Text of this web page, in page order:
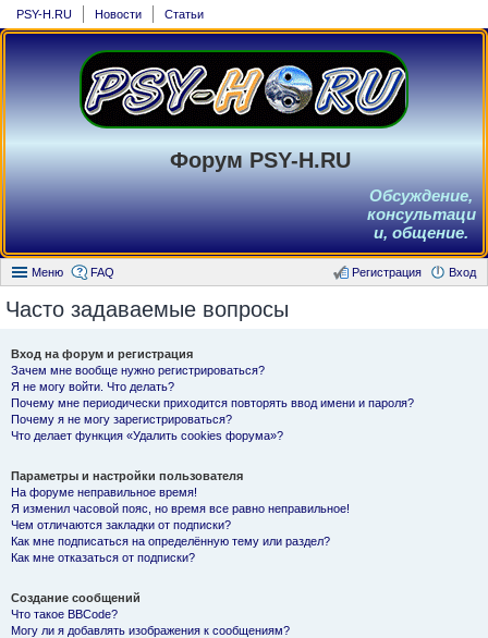
PSY-H.RU Новости Статьи
Форум PSY-H.RU
Обсуждение,
консультаци
и, общение.
Меню FAQ Вход
Регистрация
Часто задаваемые вопросы
Вход на форум и регистрация
Зачем мне вообще нужно регистрироваться?
Я не могу войти. Что делать?
Почему мне периодически приходится повторять ввод имени и пароля?
Почему я не могу зарегистрироваться?
Что делает функция «Удалить cookies форума»?
Параметры и настройки пользователя
На форуме неправильное время!
Я изменил часовой пояс, но время все равно неправильное!
Чем отличаются закладки от подписки?
Как мне подписаться на определённую тему или раздел?
Как мне отказаться от подписки?
Создание сообщений
Что такое BBCode?
Могу ли я добавлять изображения к сообщениям?